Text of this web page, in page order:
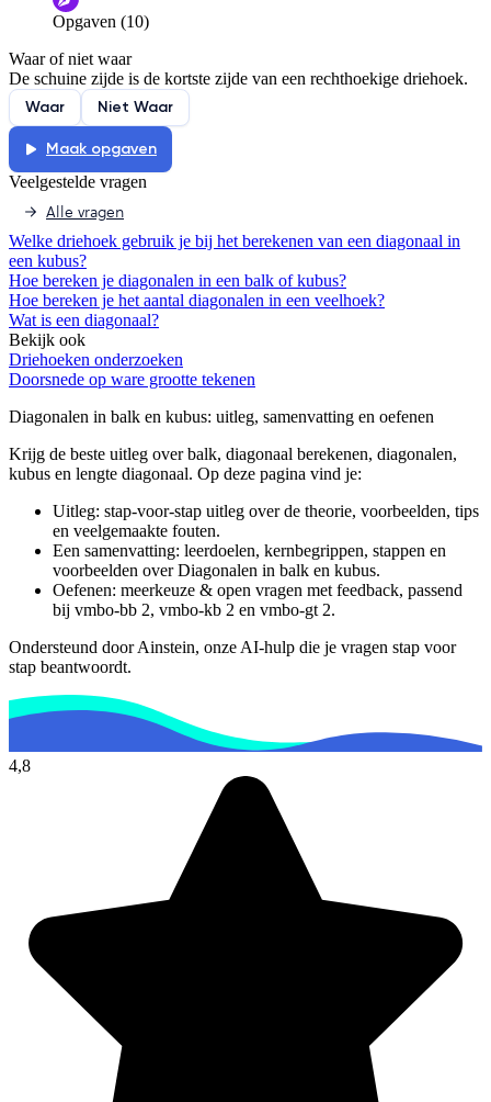
Informatie is onjuist
De docent is te langdradig
De uitleg gaat te langzaam
Afspelen werkte niet
Opgaven (10)
Waar of niet waar
De schuine zijde is de kortste zijde van een rechthoekige driehoek.
Waar
Niet Waar
Maak opgaven
Veelgestelde vragen
Alle vragen
Welke driehoek gebruik je bij het berekenen van een diagonaal in
een kubus?
Hoe bereken je diagonalen in een balk of kubus?
Hoe bereken je het aantal diagonalen in een veelhoek?
Wat is een diagonaal?
Bekijk ook
Driehoeken onderzoeken
Doorsnede op ware grootte tekenen
Diagonalen in balk en kubus: uitleg, samenvatting en oefenen
Krijg de beste uitleg over balk, diagonaal berekenen, diagonalen,
kubus en lengte diagonaal. Op deze pagina vind je:
Uitleg: stap-voor-stap uitleg over de theorie, voorbeelden, tips
en veelgemaakte fouten.
Een samenvatting: leerdoelen, kernbegrippen, stappen en
voorbeelden overDiagonalen in balk en kubus.
Oefenen: meerkeuze & open vragen met feedback, passend
bij vmbo-bb 2, vmbo-kb 2 en vmbo-gt 2.
Ondersteund door Ainstein, onze AI-hulp die je vragen stap voor
stap beantwoordt.
4,8